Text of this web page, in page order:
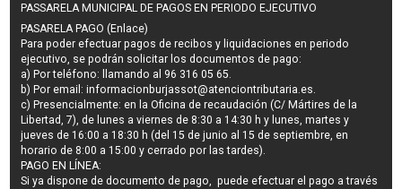
PASSARELA MUNICIPAL DE PAGOS EN PERIODO EJECUTIVO
PASARELA PAGO (Enlace)
Para poder efectuar pagos derecibos y liquidaciones en periodo
ejecutivo, se podrán solicitar los documentos de pago:
a) Por teléfono: llamando al 96 316 05 65.
b) Por email:informacionburjassot@atenciontributaria.es.
c) Presencialmente: en la Oficina de recaudación (C/ Mártires de la
Libertad, 7), de lunes a viernes de 8:30 a 14:30 h y lunes, martes y
jueves de 16:00 a 18:30 h (del 15 de junio al 15 de septiembre, en
horario de 8:00 a 15:00 y cerrado por las tardes).
PAGO EN LÍNEA:
Si ya dispone de documento de pago, puede efectuar el pago a través